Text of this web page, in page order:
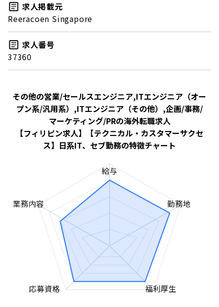
求人掲載元
Reeracoen Singapore
求人番号
37360
その他の営業/セールスエンジニア,ITエンジニア（オー
プン系/汎用系）,ITエンジニア（その他）,企画/事務/
マーケティング/PRの海外転職求人
【フィリピン求人】【テクニカル・カスタマーサクセ
ス】日系IT、セブ勤務の特徴チャート
給与
勤務地
福利厚生
応募資格
業務内容